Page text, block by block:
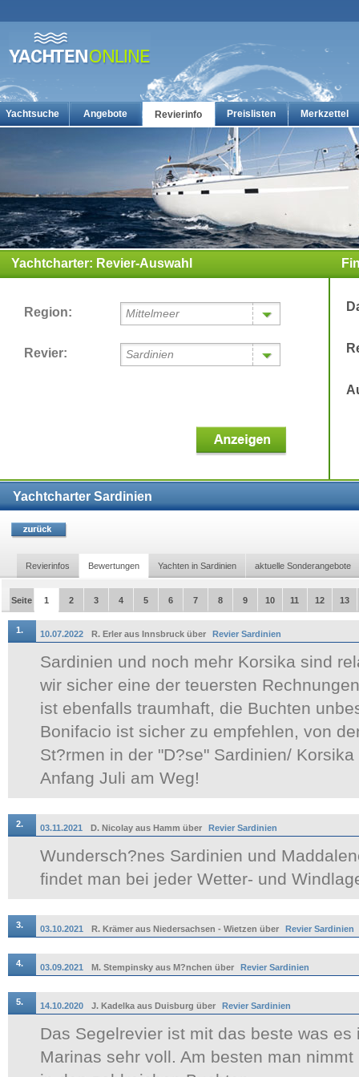
Yachtsuche Angebote Revierinfo Preislisten Merkzettel
Die g?nstigsten Charteryachten auf yachten-online
Yachtcharter: Revier-Auswahl
Region: Mittelmeer
Revier: Sardinien
Yachtcharter Sardinien
Revierinfos Bewertungen Yachten in Sardinien aktuelle Sonderangebote
Seite 1 2 3 4 5 6 7 8 9 10 11 12 13
1. 10.07.2022 R. Erler aus Innsbruck über Revier Sardinien
Sardinien und noch mehr Korsika sind
wir sicher eine der teuersten
ist ebenfalls traumhaft, die Buchten
Bonifacio ist sicher zu empfehlen, von
St?rmen in der "D?se" Sardinien/
Anfang Juli am Weg!
2. 03.11.2021 D. Nicolay aus Hamm über Revier Sardinien
Wundersch?nes Sardinien und
findet man bei jeder Wetter- und
3. 03.10.2021 R. Krämer aus Niedersachsen - Wietzen über Revier Sardinien
4. 03.09.2021 M. Stempinsky aus M?nchen über Revier Sardinien
5. 14.10.2020 J. Kadelka aus Duisburg über Revier Sardinien
Das Segelrevier ist mit das beste was
Marinas sehr voll. Am besten man